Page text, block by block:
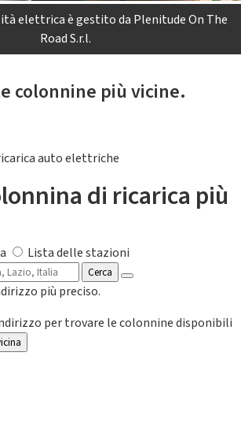
elettrica è gestito da Plenitude On The
Road S.r.l.
colonnine più vicine.
auto elettriche
di ricarica più
Lista delle stazioni
Cerca
più preciso.
per trovare le colonnine disponibili